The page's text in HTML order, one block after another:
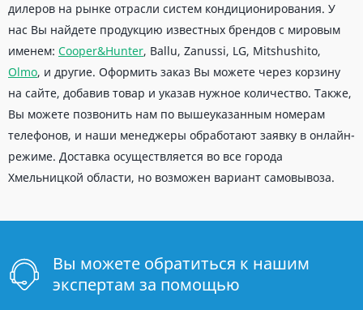
дилеров на рынке отрасли систем кондиционирования. У
нас Вы найдете продукцию известных брендов с мировым
именем: Cooper&Hunter, Ballu, Zanussi, LG, Mitshushito,
Olmo, и другие. Оформить заказ Вы можете через корзину
на сайте, добавив товар и указав нужное количество. Также,
Вы можете позвонить нам по вышеуказанным номерам
телефонов, и наши менеджеры обработают заявку в онлайн-
режиме. Доставка осуществляется во все города
Хмельницкой области, но возможен вариант самовывоза.
Вы можете обратиться к нашим
экспертам за помощью